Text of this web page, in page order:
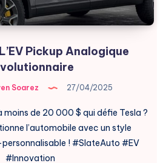
Pickup Analogique
Soarez 27/04/2025
moins de 20 000 $ qui défie Tesla ?
l’automobile avec un style
! #SlateAuto #EV
#Innovation